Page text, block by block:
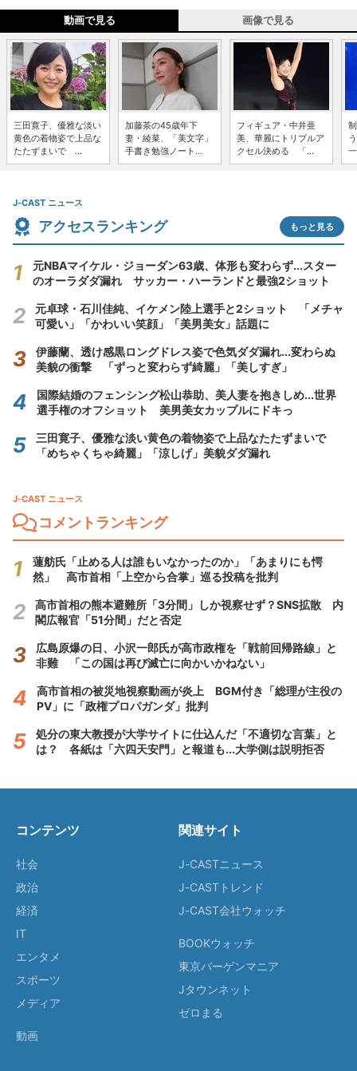
動画で見る 画像で見る
三田寛子、優雅な淡い
黄色の着物姿で上品な
たたずまいで ...
加藤茶の45歳年下
妻・綾菜、「美文字」
手書き勉強ノート...
フィギュア・中井亜
美、華麗にトリプルア
クセル決める 「...
J-CAST ニュース
アクセスランキング もっと見る
元NBAマイケル・ジョーダン63歳、体形も変わらず...スター
のオーラダダ漏れ サッカー・ハーランドと最強2ショット
元卓球・石川佳純、イケメン陸上選手と2ショット 「メチャ
可愛い」「かわいい笑顔」「美男美女」話題に
伊藤蘭、透け感黒ロングドレス姿で色気ダダ漏れ...変わらぬ
美貌の衝撃 「ずっと変わらず綺麗」「美しすぎ」
国際結婚のフェンシング松山恭助、美人妻を抱きしめ...世界
選手権のオフショット 美男美女カップルにドキっ
三田寛子、優雅な淡い黄色の着物姿で上品なたたずまいで
「めちゃくちゃ綺麗」「涼しげ」美貌ダダ漏れ
J-CAST ニュース
コメントランキング
蓮舫氏「止める人は誰もいなかったのか」「あまりにも愕
然」 高市首相「上空から合掌」巡る投稿を批判
高市首相の熊本避難所「3分間」しか視察せず？SNS拡散 内
閣広報官「51分間」だと否定
広島原爆の日、小沢一郎氏が高市政権を「戦前回帰路線」と
非難 「この国は再び滅亡に向かいかねない」
高市首相の被災地視察動画が炎上 BGM付き「総理が主役の
PV」に「政権プロパガンダ」批判
処分の東大教授が大学サイトに仕込んだ「不適切な言葉」と
は？ 各紙は「六四天安門」と報道も...大学側は説明拒否
コンテンツ
社会
政治
経済
IT
エンタメ
スポーツ
メディア
動画
関連サイト
J-CASTニュース
J-CASTトレンド
J-CAST会社ウォッチ
BOOKウォッチ
東京バーゲンマニア
Jタウンネット
ゼロまる